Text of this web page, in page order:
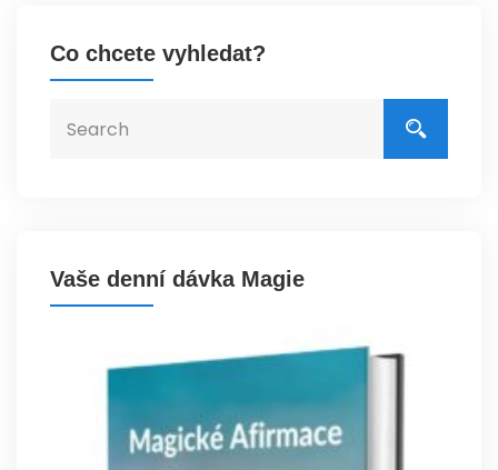
Co chcete vyhledat?
Vaše denní dávka Magie